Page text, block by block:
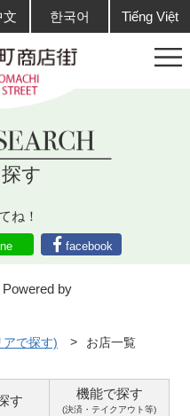
文 한국어 Tiếng Việt
す
ね！
facebook
Powered by
アで探す) お店一覧
す 機能で探す
(決済・テイクアウト等)